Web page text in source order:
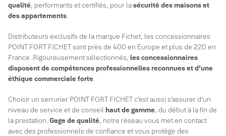
qualité, performants et certifiés, pour lasécurité des maisons et
des appartements
Distributeurs exclusifs de la marque Fichet, les concessionnaires
POINT FORT FICHET sont près de 400 en Europe et plus de 220 en
France. Rigoureusement sélectionnés, les concessionnaires
disposent de compétences professionnelles reconnues et d’une
éthique commerciale forte
Choisir un serrurier POINT FORT FICHET c’est aussi s’assurer d’un
niveau de service et de conseil haut de gamme, du début à la fin de
la prestation. Gage de qualité, notre réseau vous met en contact
avec des professionnels de confiance et vous protège des